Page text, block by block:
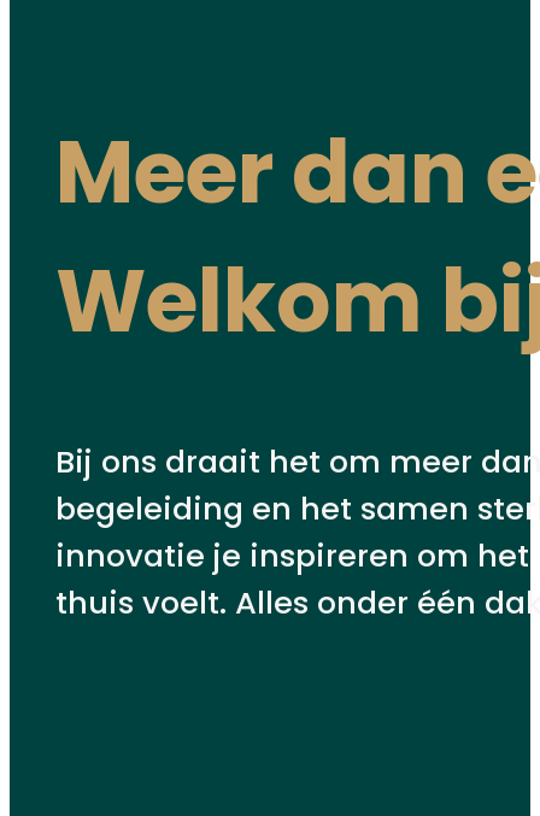
Meer dan
Welkom
Bij ons draait het om meer
begeleiding en het samen
innovatie je inspireren om
thuis voelt. Alles onder één